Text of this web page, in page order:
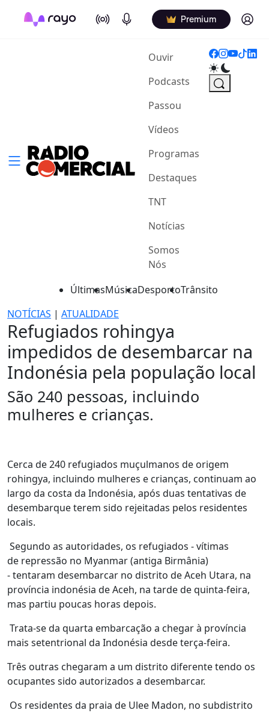
On Air Podcasts Premium Log in
Ouvir(current)
Podcasts
Passou
Vídeos
Programas
Destaques
TNT
Notícias
Somos
Nós
ÚltimasMúsicaDesportoTrânsito
NOTÍCIAS | ATUALIDADE
Refugiados rohingya
impedidos de desembarcar na
Indonésia pela população local
São 240 pessoas, incluindo
mulheres e crianças.
Cerca de 240 refugiados muçulmanos de origem
rohingya, incluindo mulheres e crianças, continuam ao
largo da costa da Indonésia, após duas tentativas de
desembarque terem sido rejeitadas pelos residentes
locais.
Segundo as autoridades, os refugiados - vítimas
de repressão no Myanmar (antiga Birmânia)
- tentaram desembarcar no distrito de Aceh Utara, na
província indonésia de Aceh, na tarde de quinta-feira,
mas partiu poucas horas depois.
Trata-se da quarta embarcação a chegar à província
mais setentrional da Indonésia desde terça-feira.
Três outras chegaram a um distrito diferente tendo os
ocupantes sido autorizados a desembarcar.
Os residentes da praia de Ulee Madon, no subdistrito